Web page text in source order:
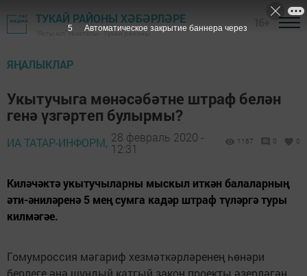
ТУКАЙ РАЙОНЫ ХӘБӘРЛӘРЕ
"Якты юл" газетасы - Тукай районы
ЯҢАЛЫКЛАР
Укытучыга мөнәсәбәтне штраф белән
генә үзгәртеп булырмы?
ИА ТАТАР-ИНФОРМ, 28 февраль 2020 -
12:31
1167 0 0
Киләчәктә укытучыларны мыскыл иткән балаларның
әти-әниләренә 5 мең сумга кадәр штраф түләргә туры
килмәгәе.
Гомумроссия мәгариф хезмәткәрләренең һөнәри
берлеге әнә шундый катгый закон проекты әзерләгән.
4 Автоматическое закрытие баннера через